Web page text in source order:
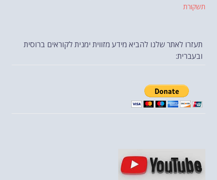
תשקורת
תעזרו לאתר שלנו להביא מידע מזווית ימנית לקוראים ברוסית
ובעברית: